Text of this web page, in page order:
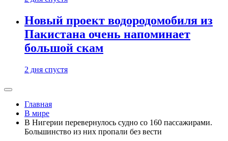
Новый проект водородомобиля из
Пакистана очень напоминает
большой скам
2 дня спустя
Главная
В мире
В Нигерии перевернулось судно со 160 пассажирами.
Большинство из них пропали без вести